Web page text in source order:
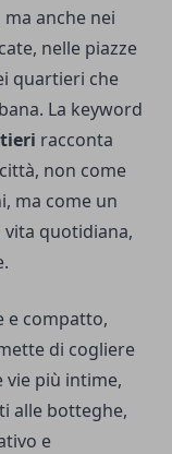
anche nei
nelle piazze
quartieri che
La keyword
racconta
non come
ma come un
quotidiana,
e compatto,
di cogliere
più intime,
alle botteghe,
e